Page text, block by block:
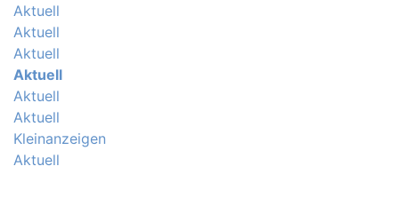
Aktuell
Aktuell
Aktuell
Aktuell
Aktuell
Aktuell
Kleinanzeigen
Aktuell